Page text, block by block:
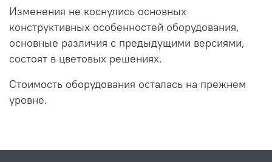
Изменения не коснулись основных
конструктивных особенностей оборудования,
основные различия с предыдущими версиями,
состоят в цветовых решениях.
Стоимость оборудования осталась на прежнем
уровне.